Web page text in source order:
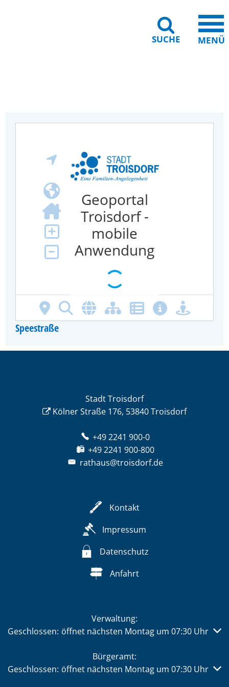
SUCHE MENÜ
Speestraße
Stadt Troisdorf
Kölner Straße 176, 53840 Troisdorf
+49 2241 900-0
+49 2241 900-800
rathaus@troisdorf.de
Kontakt
Impressum
Datenschutz
Anfahrt
Verwaltung:
Klicken, um weitere Öffnungs- oder Schließzeiten
Geschlossen: öffnet nächsten Montag um 07:30 Uhr
Bürgeramt:
Klicken, um weitere Öffnungs- oder Schließzeiten
Geschlossen: öffnet nächsten Montag um 07:30 Uhr